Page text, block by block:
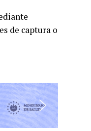
de captura o